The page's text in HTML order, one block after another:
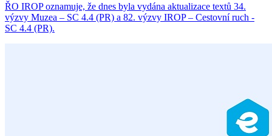
ŘO IROP oznamuje, že dnes byla vydána aktualizace textů 34.
výzvy Muzea – SC 4.4 (PR) a 82. výzvy IROP – Cestovní ruch -
SC 4.4 (PR).